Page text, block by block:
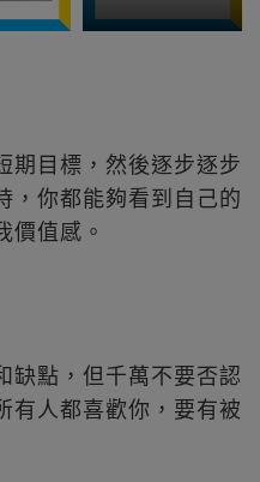
期目標，然後逐步逐步
，你都能夠看到自己的
價值感。
缺點，但千萬不要否認
有人都喜歡你，要有被